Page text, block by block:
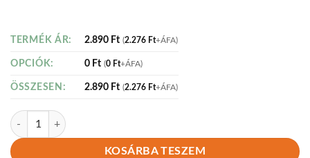
TERMÉK ÁR: 2.890 Ft (2.276 Ft+ÁFA)
OPCIÓK: 0 Ft (0 Ft+ÁFA)
ÖSSZESEN: 2.890 Ft (2.276 Ft+ÁFA)
Színes 022 mennyiség
KOSÁRBA TESZEM